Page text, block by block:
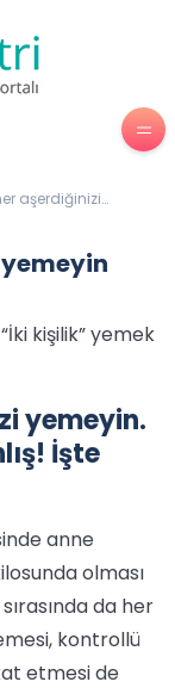
aşerdiğinizi
kişilik” yemek
yemeyin.
İşte
anne
olması
da her
kontrollü
etmesi de